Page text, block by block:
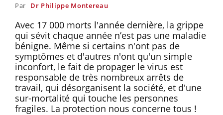
Par Dr Philippe Montereau
Avec 17 000 morts l'année dernière, la grippe
qui sévit chaque année n’est pas une maladie
bénigne. Même si certains n'ont pas de
symptômes et d'autres n'ont qu'un simple
inconfort, le fait de propager le virus est
responsable de très nombreux arrêts de
travail, qui désorganisent la société, et d'une
sur-mortalité qui touche les personnes
fragiles. La protection nous concerne tous !